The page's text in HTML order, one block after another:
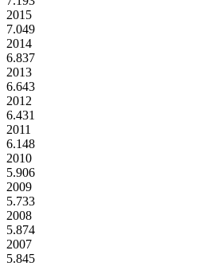
2015
7.049
2014
6.837
2013
6.643
2012
6.431
2011
6.148
2010
5.906
2009
5.733
2008
5.874
2007
5.845